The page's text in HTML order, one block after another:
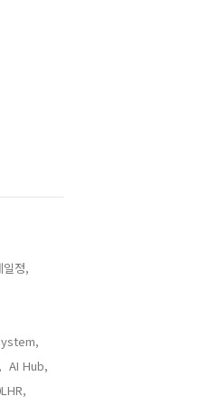
일정,
AI Hub,